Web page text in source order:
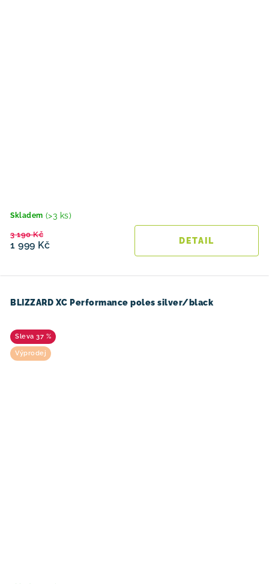
Skladem (>3 ks)
1 999 Kč
3 190 Kč
BLIZZARD XC Performance poles silver/black
37 %
Výprodej